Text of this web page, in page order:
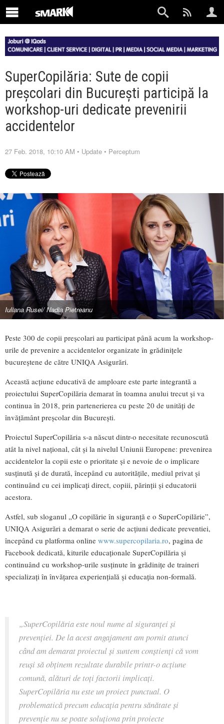
SuperCopilăria: Sute de copii
preșcolari din București participă la
workshop-uri dedicate prevenirii
accidentelor
27 Feb. 2018, 10:10 AM • Update • Perceptum
Iuliana Rusei/ Nadia Pietreanu
Peste 300 de copii preșcolari au participat până acum la workshop-
urile de prevenire a accidentelor organizate în grădinițele
bucureștene de către UNIQA Asigurări.
Această acțiune educativă de amploare este parte integrantă a
proiectului SuperCopilăria demarat în toamna anului trecut și va
continua în 2018, prin partenerierea cu peste 20 de unități de
învățământ preșcolar din București.
Proiectul SuperCopilăria s-a născut dintr-o necesitate recunoscută
atât la nivel național, cât și la nivelul Uniunii Europene: prevenirea
accidentelor la copii este o prioritate și e nevoie de o implicare
susținută și de durată, începând cu autoritățile, mediul privat și
continuând cu cei implicați direct, copiii, părinții și educatorii
acestora.
Astfel, sub sloganul „O copilărie în siguranță e o SuperCopilărie”,
UNIQA Asigurări a demarat o serie de acțiuni dedicate preventiei,
începând cu platforma online www.supercopilaria.ro, pagina de
Facebook dedicată, kiturile educaționale SuperCopilăria și
continuând cu workshop-urile susținute în grădinițe de traineri
specializați în învățarea experiențială și educația non-formală.
„SuperCopilăria este noul nume al siguranței și
prevenției. De la acest angajament am pornit atunci
când am demarat proiectul și suntem conștienți că vom
reuși să obținem rezultate durabile printr-o acțiune
comună, alături de toți factorii implicați.
SuperCopilăria nu este un proiect punctual. O
problematică precum educația pentru sănătate și
prevenție nu se poate soluționa prin proiecte